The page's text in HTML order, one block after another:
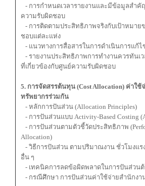
- การกำหนดเวลารายงานและมีข้อมูลสำคั
ความรับผิดชอบ
- การติดตามประสิทธิภาพจริงกับเป้าหมาย
ชอบแต่ละแห่ง
- แนวทางการสื่อสารในการดำเนินการแก้
- รายงานประสิทธิภาพการทำงานควรทัน
ที่เกี่ยวข้องกับศูนย์ความรับผิดชอบ
5. การจัดสรรต้นทุน (Cost Allocation) ค่าใช้
ทรัพยากรร่วมกัน
- หลักการปันส่วน (Allocation Principles)
- การปันส่วนแบบ Activity-Based Costing
- การปันส่วนตามตัวชี้วัดประสิทธิภาพ
Allocation)
- วิธีการปันส่วน ตามปริมาณงาน ชั่วโมงแ
อื่น ๆ
- เทคนิคการลดข้อผิดพลาดในการปันส่วน
- กรณีศึกษา การปันส่วนค่าใช้จ่ายสำนักง